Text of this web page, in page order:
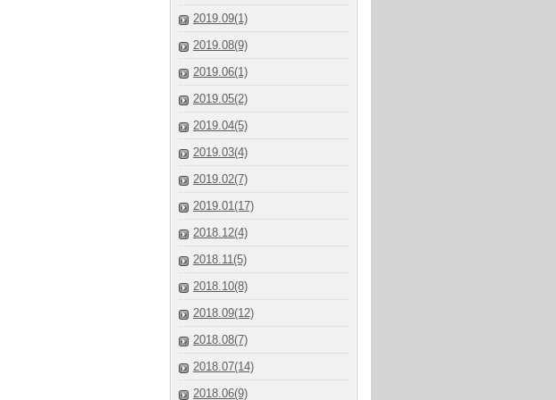
2019.09(1)
2019.08(9)
2019.06(1)
2019.05(2)
2019.04(5)
2019.03(4)
2019.02(7)
2019.01(17)
2018.12(4)
2018.11(5)
2018.10(8)
2018.09(12)
2018.08(7)
2018.07(14)
2018.06(9)